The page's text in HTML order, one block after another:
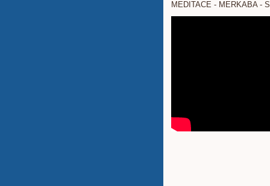
MEDITACE - MERKABA -